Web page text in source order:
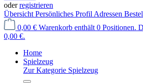
oderregistrieren
Übersicht Persönliches Profil Adressen
0,00 € Warenkorb enthält 0 Positionen.
0,00 €.
Home
Spielzeug
Zur Kategorie Spielzeug